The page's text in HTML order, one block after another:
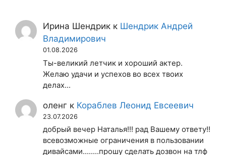
Ирина Шендрик к Шендрик Андрей
Владимирович
01.08.2026
Ты-великий летчик и хороший актер.
Желаю удачи и успехов во всех твоих
делах...
оленг к Кораблев Леонид Евсеевич
23.07.2026
добрый вечер Наталья!!! рад Вашему ответу!!
всевозможные ограничения в пользовании
дивайсами........прошу сделать дозвон на тлф